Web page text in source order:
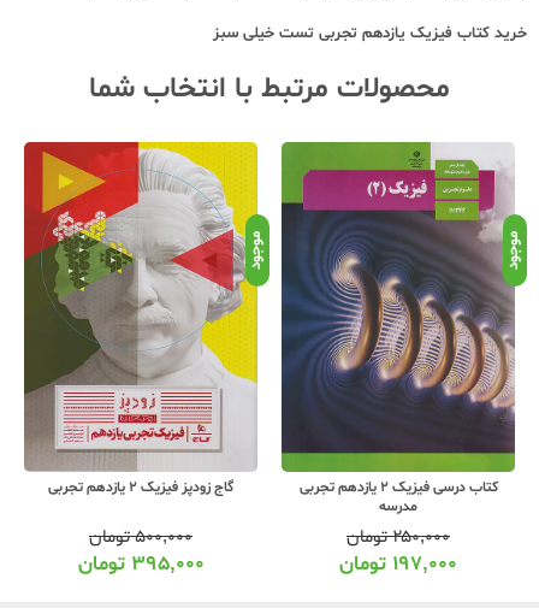
خرید کتاب فیزیک یازدهم تجربی تست خیلی سبز
محصولات مرتبط با انتخاب شما
موجود
گاج زودپز فیزیک 2 یازدهم تجربی
۵۰۰,۰۰۰تومان
۳۹۵,۰۰۰تومان
موجود
گاج سیر تا پیاز فیزیک 2 یازدهم تجربی
۱,۳۵۰,۰۰۰تومان
۱,۰۶۶,۰۰۰ تومان